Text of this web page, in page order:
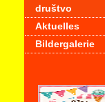
društvo
Aktuelles
Bildergalerie